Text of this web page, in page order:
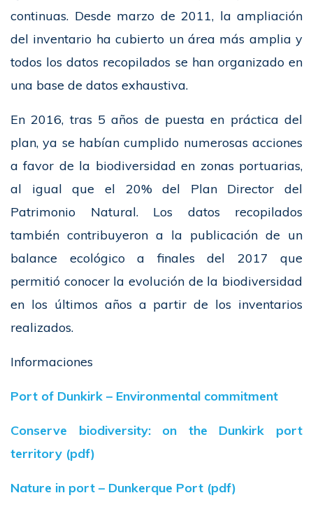
continuas. Desde marzo de 2011, la ampliación
del inventario ha cubierto un área más amplia y
todos los datos recopilados se han organizado en
una base de datos exhaustiva.
En 2016, tras 5 años de puesta en práctica del
plan, ya se habían cumplido numerosas acciones
a favor de la biodiversidad en zonas portuarias,
al igual que el 20% del Plan Director del
Patrimonio Natural. Los datos recopilados
también contribuyeron a la publicación de un
balance ecológico a finales del 2017 que
permitió conocer la evolución de la biodiversidad
en los últimos años a partir de los inventarios
realizados.
Informaciones
Port of Dunkirk – Environmental commitment
Conserve biodiversity: on the Dunkirk port
territory (pdf)
Nature in port – Dunkerque Port (pdf)